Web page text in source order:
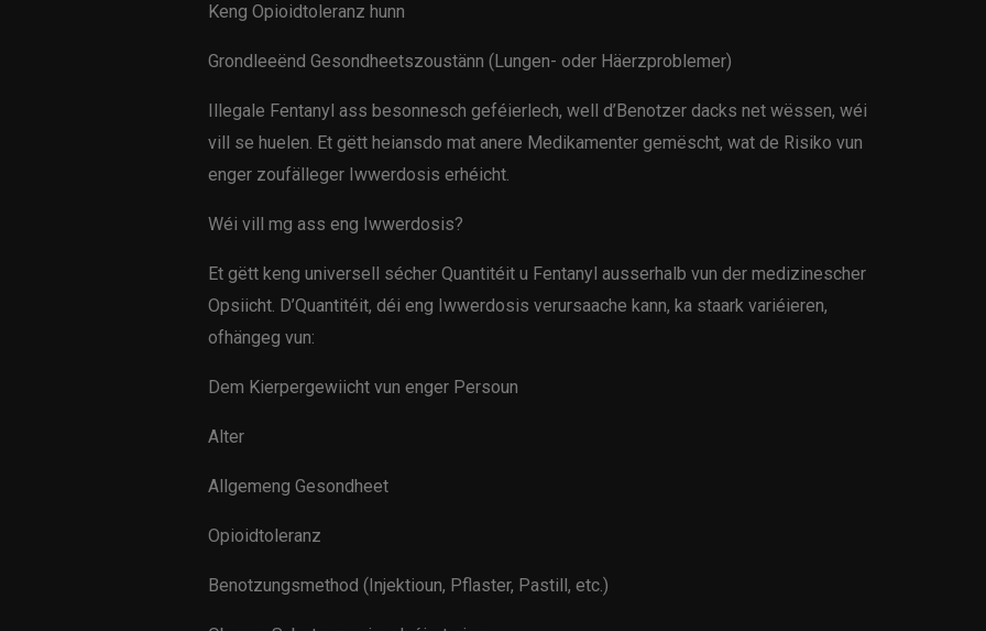
Keng Opioidtoleranz hunn
Grondleeënd Gesondheetszoustänn (Lungen- oder Häerzproblemer)
Illegale Fentanyl ass besonnesch geféierlech, well d’Benotzer dacks net wëssen, wéi
vill se huelen. Et gëtt heiansdo mat anere Medikamenter gemëscht, wat de Risiko vun
enger zoufälleger Iwwerdosis erhéicht.
Wéi vill mg ass eng Iwwerdosis?
Et gëtt keng universell sécher Quantitéit u Fentanyl ausserhalb vun der medizinescher
Opsiicht. D’Quantitéit, déi eng Iwwerdosis verursaache kann, ka staark variéieren,
ofhängeg vun:
Dem Kierpergewiicht vun enger Persoun
Alter
Allgemeng Gesondheet
Opioidtoleranz
Benotzungsmethod (Injektioun, Pflaster, Pastill, etc.)